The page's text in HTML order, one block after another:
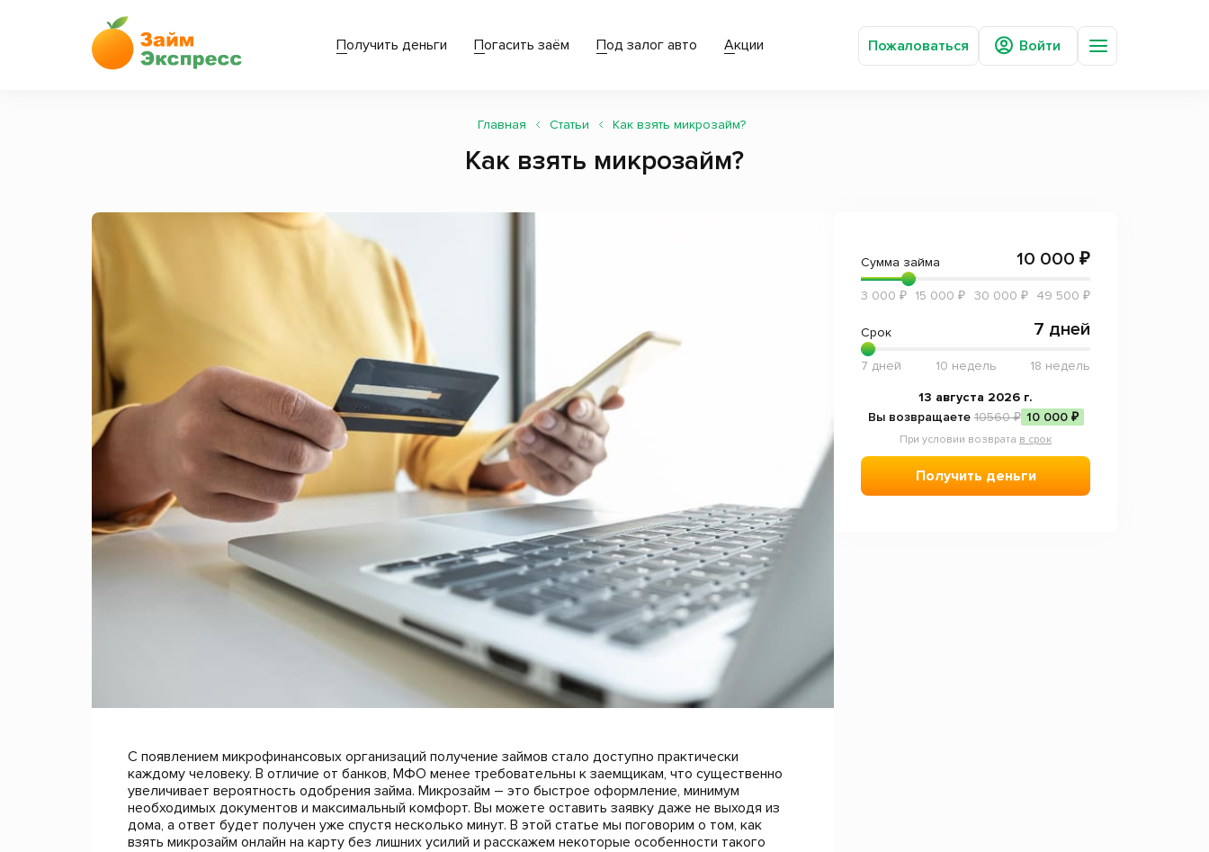
Получить деньги Погасить заём Под залог авто Акции Пожаловаться Войти
Мобильное приложение
Главная Статьи Как взять микрозайм?
Как взять микрозайм?
С появлением микрофинансовых организаций получение займов стало доступно практически
каждому человеку. В отличие от банков, МФО менее требовательны к заемщикам, что существенно
увеличивает вероятность одобрения займа. Микрозайм – это быстрое оформление, минимум
необходимых документов и максимальный комфорт. Вы можете оставить заявку даже не выходя из
дома, а ответ будет получен уже спустя несколько минут. В этой статье мы поговорим о том, как
взять микрозайм онлайн на карту без лишних усилий и расскажем некоторые особенности такого
Сумма займа 10 000 ₽
3 000 ₽ 15 000 ₽ 30 000 ₽ 49 500 ₽
Срок 7 дней
7 дней 10 недель 18 недель
13 августа 2026 г.
Вы возвращаете10560 ₽ 10 000 ₽
При условии возврата в срок
Получить деньги